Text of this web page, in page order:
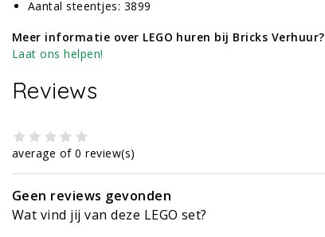
Aantal steentjes: 3899
Meer informatie over LEGO huren bij Bricks Verhuur?
Laat ons helpen!
Reviews
average of 0 review(s)
Geen reviews gevonden
Wat vind jij van deze LEGO set?